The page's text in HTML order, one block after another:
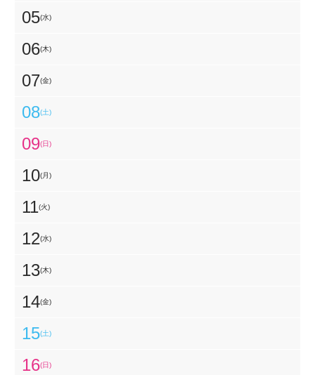
05(水)
06(木)
07(金)
08(土)
09(日)
10(月)
11(火)
12(水)
13(木)
14(金)
15(土)
16(日)